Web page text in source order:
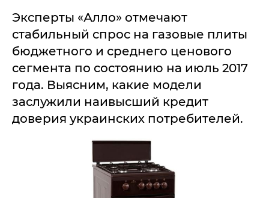
Эксперты «Алло» отмечают
стабильный спрос на газовые плиты
бюджетного и среднего ценового
сегмента по состоянию на июль 2017
года. Выясним, какие модели
заслужили наивысший кредит
доверия украинских потребителей.